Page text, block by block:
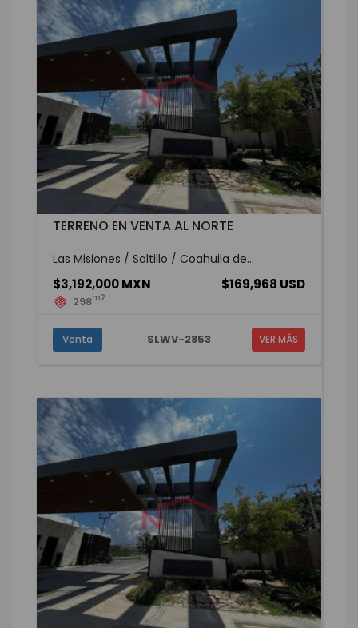
TERRENO EN VENTA AL NORTE
Las Misiones / Saltillo / Coahuila de...
$3,192,000 MXN $169,968 USD
298m2
Venta SLWV-2853 VER MÁS